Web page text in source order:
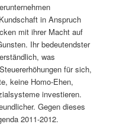
in Anspruch
mit ihrer Macht auf
Ihr bedeutendster
was
für sich,
keine Homo-Ehen,
investieren.
Gegen dieses
2011-2012.